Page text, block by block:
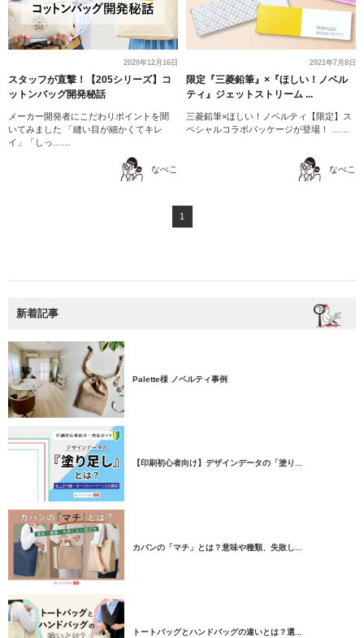
2020年12月16日
スタッフが直撃！【205シリーズ】コ
ットンバッグ開発秘話
メーカー開発者にこだわりポイントを聞
いてみました 「縫い目が細かくてキレ
イ」「しっ……
なべこ
2021年7月8日
限定『三菱鉛筆』×『ほしい！ノベル
ティ』ジェットストリーム ...
三菱鉛筆×ほしい！ノベルティ【限定】ス
ペシャルコラボパッケージが登場！ ……
なべこ
1
新着記事
Palette様 ノベルティ事例
【印刷初心者向け】デザインデータの「塗り...
カバンの「マチ」とは？意味や種類、失敗し...
トートバッグとハンドバッグの違いとは？選...